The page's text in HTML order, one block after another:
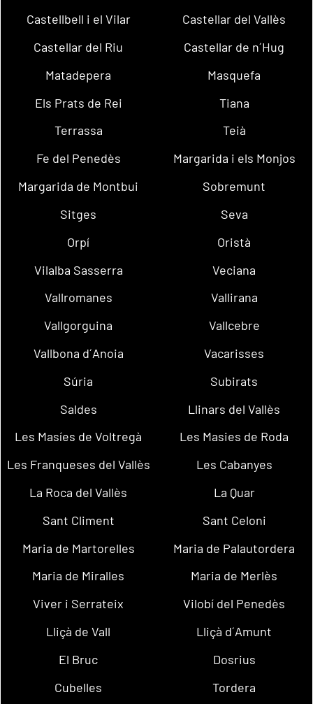
Castellbell i el Vilar
Castellar del Vallès
Castellar del Riu
Castellar de n´Hug
Matadepera
Masquefa
Els Prats de Rei
Tiana
Terrassa
Teià
Fe del Penedès
Margarida i els Monjos
Margarida de Montbui
Sobremunt
Sitges
Seva
Orpí
Oristà
Vilalba Sasserra
Veciana
Vallromanes
Vallirana
Vallgorguina
Vallcebre
Vallbona d´Anoia
Vacarisses
Súria
Subirats
Saldes
Llinars del Vallès
Les Masíes de Voltregà
Les Masies de Roda
Les Franqueses del Vallès
Les Cabanyes
La Roca del Vallès
La Quar
Sant Climent
Sant Celoni
Maria de Martorelles
Maria de Palautordera
Maria de Miralles
Maria de Merlès
Viver i Serrateix
Vilobí del Penedès
Lliçà de Vall
Lliçà d´Amunt
El Bruc
Dosrius
Cubelles
Tordera